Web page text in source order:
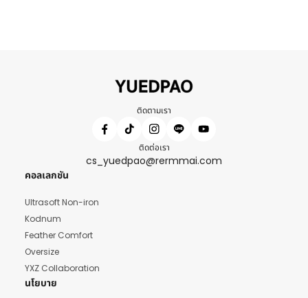
ติดตามเรา
ติดต่อเรา
cs_yuedpao@rermmai.com
คอลเลกชัน
Ultrasoft Non-iron
Kodnum
Feather Comfort
Oversize
YXZ Collaboration
นโยบาย